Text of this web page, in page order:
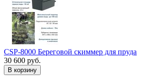
CSP-8000 Береговой скиммер для пруда
30 600 руб.
В корзину